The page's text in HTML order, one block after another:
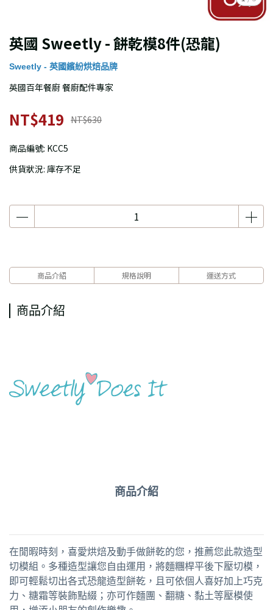
英國 Sweetly - 餅乾模8件(恐龍)
Sweetly - 英國繽紛烘焙品牌
英國百年餐廚 餐廚配件專家
NT$419 NT$630
商品編號: KCC5
供貨狀況: 庫存不足
商品介紹 規格說明 運送方式
商品介紹
商品介紹
在閒暇時刻，喜愛烘焙及動手做餅乾的您，推薦您此款造型
切模組。多種造型讓您自由運用，將麵糰桿平後下壓切模，
即可輕鬆切出各式恐龍造型餅乾，且可依個人喜好加上巧克
力、糖霜等裝飾點綴；亦可作麵團、翻糖、黏土等壓模使